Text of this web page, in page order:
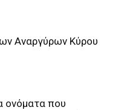
Αναργύρων Κύρου
ονόματα που